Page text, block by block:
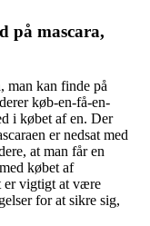
på mascara,
man kan finde på
køb-en-få-en-
i købet af en. Der
er nedsat med
at man får en
købet af
er vigtigt at være
for at sikre sig,